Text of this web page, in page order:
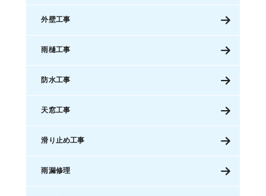
外壁工事
雨樋工事
防水工事
天窓工事
滑り止め工事
雨漏修理